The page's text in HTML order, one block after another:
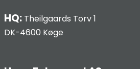
HQ: Theilgaards Torv 1
DK-4600 Køge